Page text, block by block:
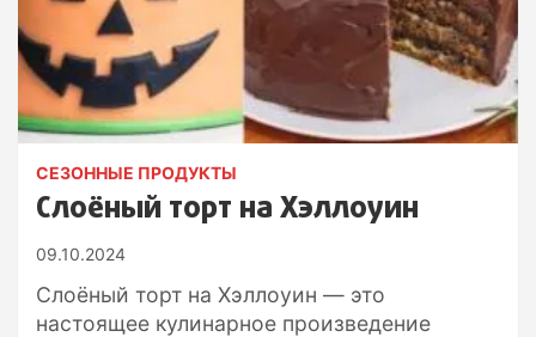
СЕЗОННЫЕ ПРОДУКТЫ
Слоёный торт на Хэллоуин
09.10.2024
Слоёный торт на Хэллоуин — это
настоящее кулинарное произведение